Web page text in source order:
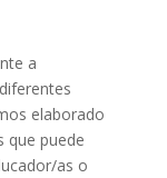
a
elaborado
que puede
as o